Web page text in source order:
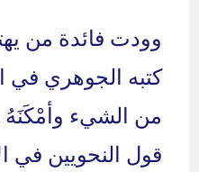
وودت فائدة من
كتبه الجوهري في
من الشيء وأمْكَنَهُ
قول النحويين في